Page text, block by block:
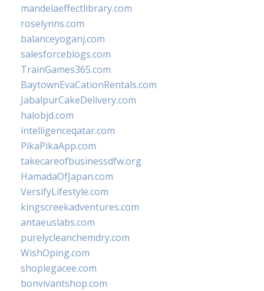
mandelaeffectlibrary.com
roselynns.com
balanceyoganj.com
salesforceblogs.com
TrainGames365.com
BaytownEvaCationRentals.com
JabalpurCakeDelivery.com
halobjd.com
intelligenceqatar.com
PikaPikaApp.com
takecareofbusinessdfw.org
HamadaOfJapan.com
VersifyLifestyle.com
kingscreekadventures.com
antaeuslabs.com
purelycleanchemdry.com
WishOping.com
shoplegacee.com
bonvivantshop.com